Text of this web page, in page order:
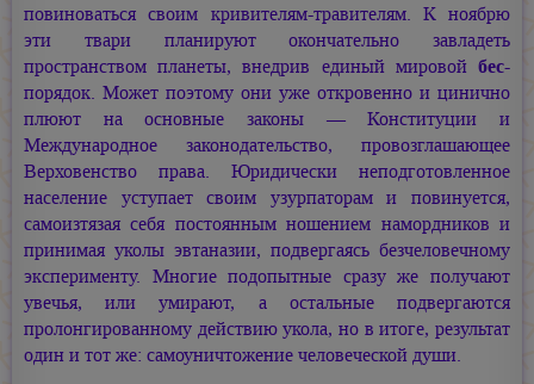
повиноваться своим кривителям-травителям. К ноябрю
эти твари планируют окончательно завладеть
пространством планеты, внедрив единый мировой бес-
порядок. Может поэтому они уже откровенно и цинично
плюют на основные законы — Конституции и
Международное законодательство, провозглашающее
Верховенство права. Юридически неподготовленное
население уступает своим узурпаторам и повинуется,
самоизтязая себя постоянным ношением намордников и
принимая уколы эвтаназии, подвергаясь безчеловечному
эксперименту. Многие подопытные сразу же получают
увечья, или умирают, а остальные подвергаются
пролонгированному действию укола, но в итоге, результат
один и тот же: самоуничтожение человеческой души.